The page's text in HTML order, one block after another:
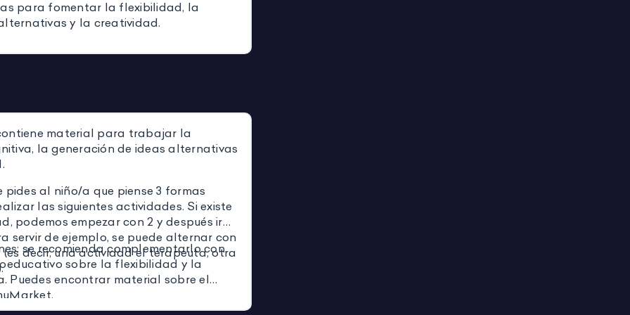
para fomentar la flexibilidad, la
y la creatividad.
material para trabajar la
la generación de ideas alternativas
pides al niño/a que piense 3 formas
las siguientes actividades. Si existe
podemos empezar con 2 y después ir
servir de ejemplo, se puede alternar con
decir, una actividad el terapeuta, otra
: se recomienda complementarlo con
sobre la flexibilidad y la
Puedes encontrar material sobre el